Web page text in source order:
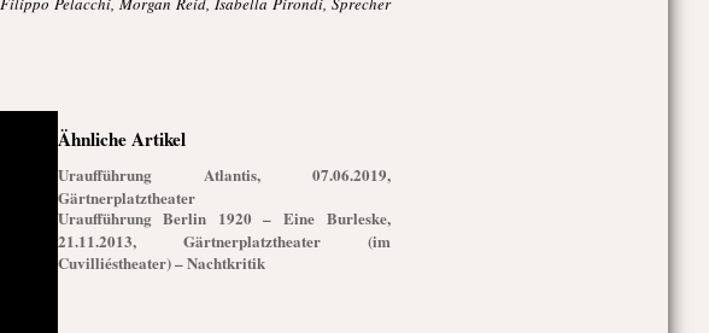
Ähnliche Artikel
Uraufführung Atlantis, 07.06.2019,
Gärtnerplatztheater
Uraufführung Berlin 1920 – Eine Burleske,
21.11.2013, Gärtnerplatztheater (im
Cuvilliéstheater) – Nachtkritik